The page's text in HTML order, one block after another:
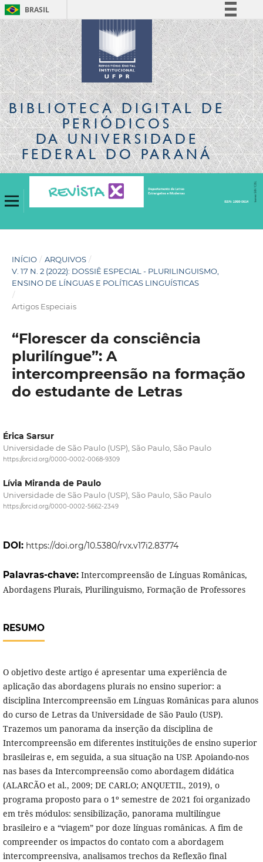
BRASIL
Simplifique!
Comunica BR
Participe
Acesso à informação
Legislação
Canais
BIBLIOTECA DIGITALDE
PERIÓDICOS
DA UNIVERSIDADE
FEDERAL DO PARANÁ
INÍCIO / ARQUIVOS /
V. 17 N. 2 (2022): DOSSIÊ ESPECIAL - PLURILINGUISMO,
ENSINO DE LÍNGUAS E POLÍTICAS LINGUÍSTICAS
/
Artigos Especiais
“Florescer da consciência
plurilíngue”: A
intercompreensão na formação
do estudante de Letras
Érica Sarsur
Universidade de São Paulo (USP), São Paulo, São Paulo
https://orcid.org/0000-0002-0068-9309
Lívia Miranda de Paulo
Universidade de São Paulo (USP), São Paulo, São Paulo
https://orcid.org/0000-0002-5662-2349
DOI: https://doi.org/10.5380/rvx.v17i2.83774
Palavras-chave: Intercompreensão de Línguas Românicas,
Abordagens Plurais, Plurilinguismo, Formação de Professores
RESUMO
O objetivo deste artigo é apresentar uma experiência de
aplicação das abordagens plurais no ensino superior: a
disciplina Intercompreensão em Línguas Românicas para alunos
do curso de Letras da Universidade de São Paulo (USP).
Trazemos um panorama da inserção da disciplina de
Intercompreensão em diferentes instituições de ensino superior
brasileiras e, em seguida, a sua situação na USP. Apoiando-nos
nas bases da Intercompreensão como abordagem didática
(ALARCÃO et al., 2009; DE CARLO; ANQUETIL, 2019), o
programa proposto para o 1º semestre de 2021 foi organizado
em três módulos: sensibilização, panorama multilíngue
brasileiro e a “viagem” por doze línguas românicas. A fim de
compreender os impactos do contato com a abordagem
intercompreensiva, analisamos trechos da Reflexão final